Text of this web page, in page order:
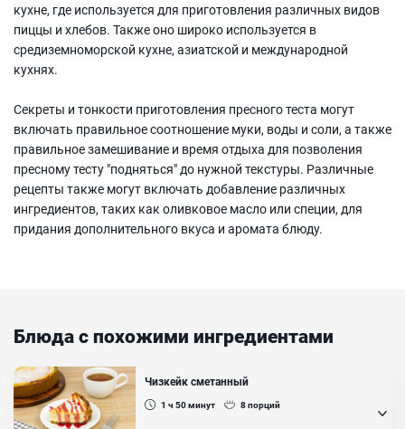
кухне, где используется для приготовления различных видов
пиццы и хлебов. Также оно широко используется в
средиземноморской кухне, азиатской и международной
кухнях.
Секреты и тонкости приготовления пресного теста могут
включать правильное соотношение муки, воды и соли, а также
правильное замешивание и время отдыха для позволения
пресному тесту "подняться" до нужной текстуры. Различные
рецепты также могут включать добавление различных
ингредиентов, таких как оливковое масло или специи, для
придания дополнительного вкуса и аромата блюду.
Блюда с похожими ингредиентами
Чизкейк сметанный
1 ч 50минут 8порций